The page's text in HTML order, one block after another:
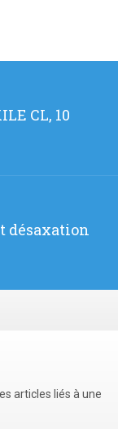
CL, 10
désaxation
articles liés à une